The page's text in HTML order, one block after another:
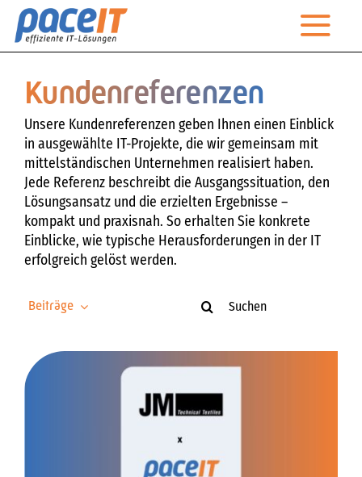
Zum
Inhalt
Leistungen
Managed Services
IT-Magazin
Technischer Support
Kundenreferenzen
Unsere Kundenreferenzen geben Ihnen einen Einblick
in ausgewählte IT-Projekte, die wir gemeinsam mit
mittelständischen Unternehmen realisiert haben.
Jede Referenz beschreibt die Ausgangssituation, den
Lösungsansatz und die erzielten Ergebnisse –
kompakt und praxisnah. So erhalten Sie konkrete
Einblicke, wie typische Herausforderungen in der IT
erfolgreich gelöst werden.
Beiträge
Suche